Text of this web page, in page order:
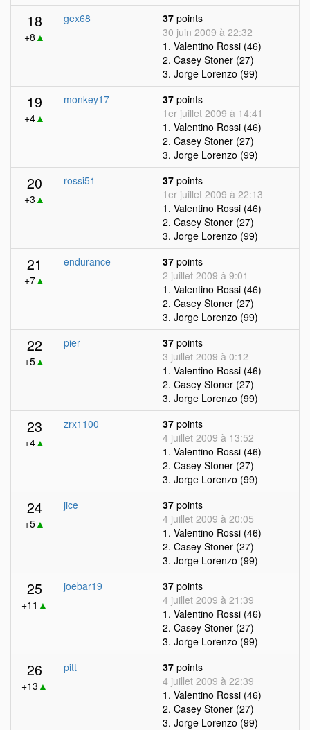
18
+8 ▲
gex68 37 points
30 juin 2009 à 22:32
1. Valentino Rossi (46)
2. Casey Stoner (27)
3. Jorge Lorenzo (99)
19
+4▲
monkey17 37 points
1er juillet 2009 à 14:41
1. Valentino Rossi (46)
2. Casey Stoner (27)
3. Jorge Lorenzo (99)
20
+3 ▲
rossi51 37 points
1er juillet 2009 à 22:13
1. Valentino Rossi (46)
2. Casey Stoner (27)
3. Jorge Lorenzo (99)
21
+7▲
endurance 37 points
2 juillet 2009 à 9:01
1. Valentino Rossi (46)
2. Casey Stoner (27)
3. Jorge Lorenzo (99)
22
+5▲
pier 37 points
3 juillet 2009 à 0:12
1. Valentino Rossi (46)
2. Casey Stoner (27)
3. Jorge Lorenzo (99)
23
+4▲
zrx1100 37 points
4 juillet 2009 à 13:52
1. Valentino Rossi (46)
2. Casey Stoner (27)
3. Jorge Lorenzo (99)
24
+5▲
jice 37 points
4 juillet 2009 à 20:05
1. Valentino Rossi (46)
2. Casey Stoner (27)
3. Jorge Lorenzo (99)
25
+11 ▲
joebar19 37 points
4 juillet 2009 à 21:39
1. Valentino Rossi (46)
2. Casey Stoner (27)
3. Jorge Lorenzo (99)
26
+13 ▲
pitt 37 points
4 juillet 2009 à 22:39
1. Valentino Rossi (46)
2. Casey Stoner (27)
3. Jorge Lorenzo (99)